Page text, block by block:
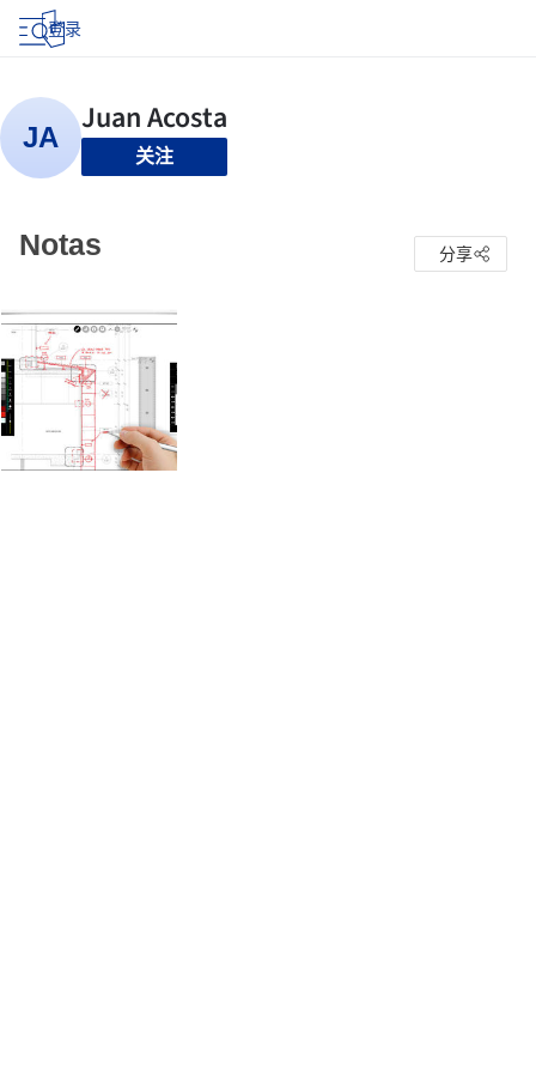
登录
关注
Notas 分享